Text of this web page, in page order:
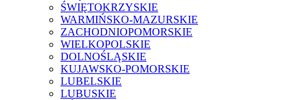
ŚWIĘTOKRZYSKIE
WARMIŃSKO-MAZURSKIE
ZACHODNIOPOMORSKIE
WIELKOPOLSKIE
DOLNOŚLĄSKIE
KUJAWSKO-POMORSKIE
LUBELSKIE
LUBUSKIE